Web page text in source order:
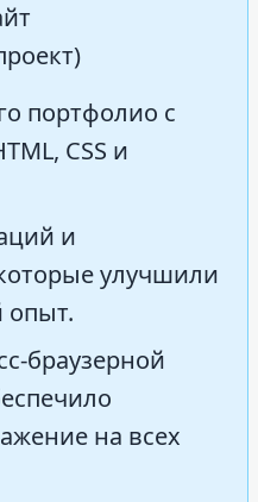
портфолио с
CSS и
и
улучшили
опыт.
браузерной
на всех